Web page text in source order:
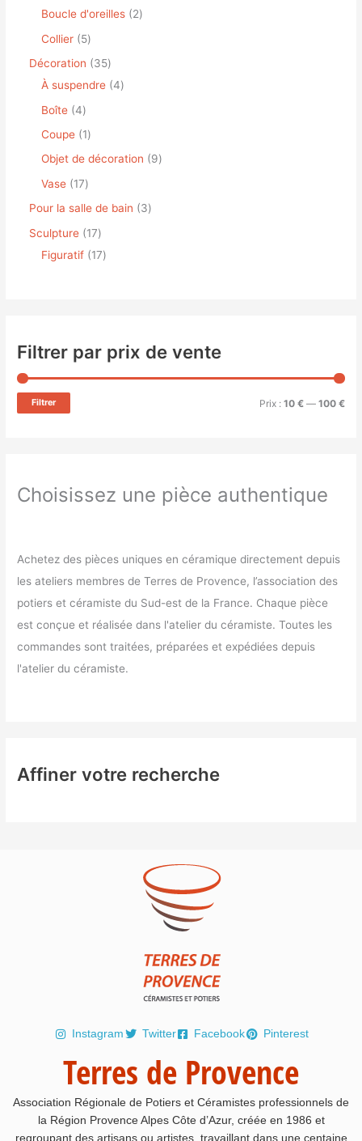
Boucle d'oreilles
2
Collier
5
Décoration
35
À suspendre 4
Boîte 4
Coupe
1
Objet de décoration
9
Vase
17
Pour la salle de bain
3
Sculpture
17
Figuratif
17
Filtrer par prix de vente
Filtrer Prix : 10 €— 100 €
Choisissez une pièce authentique
Achetez des pièces uniques en céramique directement depuis
les ateliers membres de Terres de Provence, l’association des
potiers et céramiste du Sud-est de la France. Chaque pièce
est conçue et réalisée dans l'atelier du céramiste. Toutes les
commandes sont traitées, préparées et expédiées depuis
l'atelier du céramiste.
Affiner votre recherche
Instagram Twitter Facebook Pinterest
Terres de Provence
Association Régionale de Potiers et Céramistes professionnels de
la Région Provence Alpes Côte d’Azur, créée en 1986 et
regroupant des artisans ou artistes, travaillant dans une centaine